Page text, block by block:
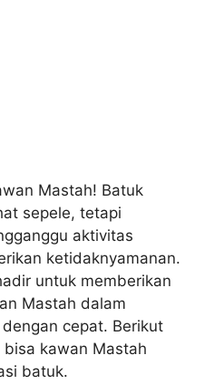
Mastah! Batuk
sepele, tetapi
aktivitas
ketidaknyamanan.
untuk memberikan
Mastah dalam
cepat. Berikut
kawan Mastah
batuk.